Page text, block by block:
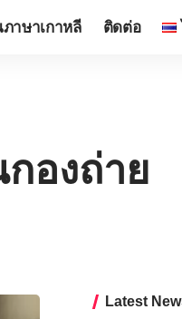
ภาษาเกาหลี ติดต่อ
องถ่าย
Latest